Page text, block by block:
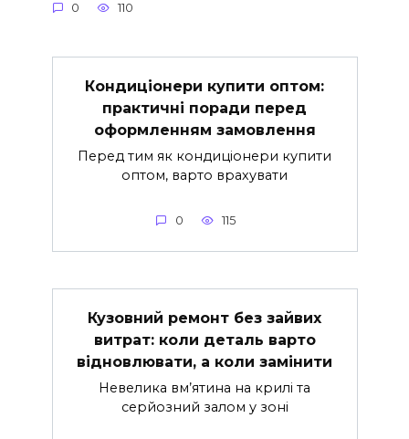
0 110
Кондиціонери купити оптом:
практичні поради перед
оформленням замовлення
Перед тим як кондиціонери купити
оптом, варто врахувати
0 115
Кузовний ремонт без зайвих
витрат: коли деталь варто
відновлювати, а коли замінити
Невелика вм’ятина на крилі та
серйозний залом у зоні